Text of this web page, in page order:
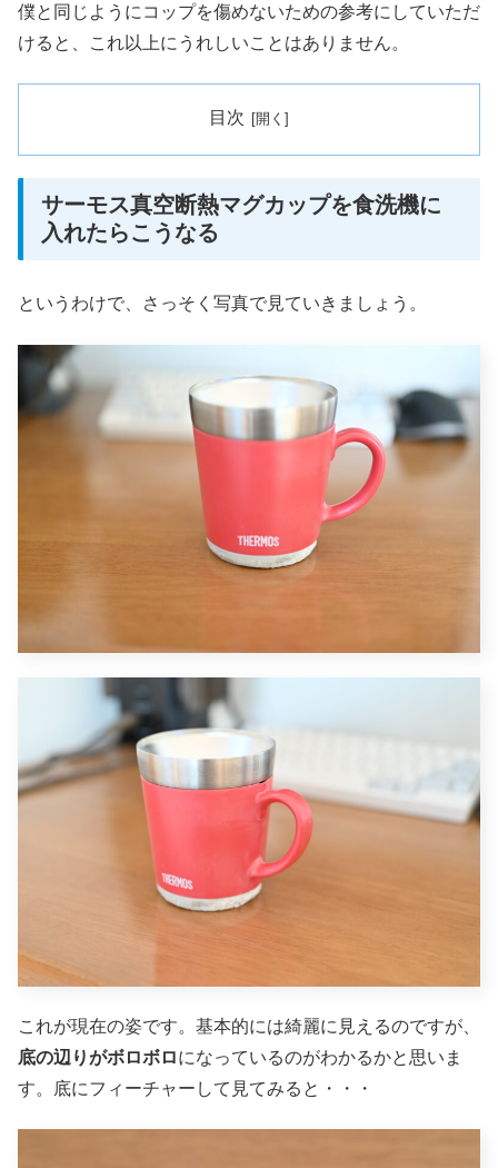
僕と同じようにコップを傷めないための参考にしていただ
けると、これ以上にうれしいことはありません。
目次
サーモス真空断熱マグカップを食洗機に
入れたらこうなる
というわけで、さっそく写真で見ていきましょう。
これが現在の姿です。基本的には綺麗に見えるのですが、
底の辺りがボロボロになっているのがわかるかと思いま
す。底にフィーチャーして見てみると・・・